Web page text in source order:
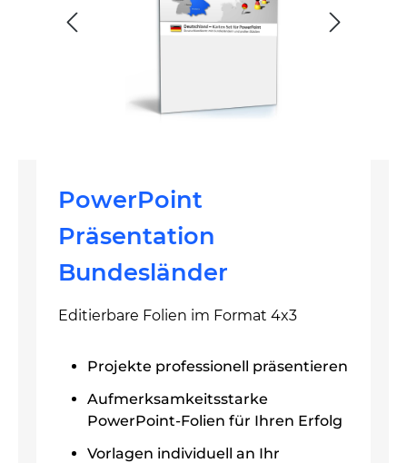
PowerPoint
Präsentation
Bundesländer
Editierbare Folien im Format 4x3
Projekte professionell präsentieren
Aufmerksamkeitsstarke
PowerPoint-Folien für Ihren Erfolg
Vorlagen individuell an Ihr